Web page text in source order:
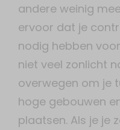
andere weinig
ervoor dat je
nodig hebben
niet veel zonlicht
overwegen om je
hoge gebouwen
plaatsen. Als je je